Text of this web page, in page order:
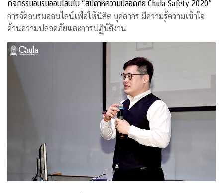
กิจกรรมอบรมออนไลน์ใน “สัปดาห์ความปลอดภัย Chula Safety 2020”
การจัดอบรมออนไลน์เพื่อให้นิสิต บุคลากร มีความรู้ความเข้าใจ
ด้านความปลอดภัยและการปฏิบัติงาน